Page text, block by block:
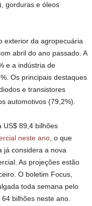
gorduras e óleos
exterior da agropecuária
abril do ano passado. A
e a indústria de
Os principais destaques
e transistores
automotivos (79,2%).
US$ 89,4 bilhões
neste ano , o que
já considera a nova
As projeções estão
O boletim Focus,
toda semana pelo
bilhões neste ano.